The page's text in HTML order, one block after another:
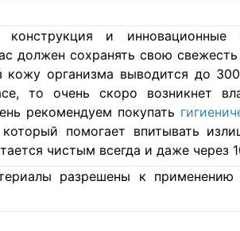
конструкция и
должен сохранять свою
организма выводится до
то очень скоро возникнет
рекомендуем покупать
помогает впитывать
чистым всегда и даже через
разрешены к применению